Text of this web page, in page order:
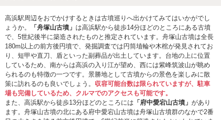
高浜駅周辺をおでかけするときは古墳巡りへ出かけてみてはいかがでし
ょうか。
「舟塚山古墳」 は高浜駅から徒歩14分ほどのところにある古墳
で、5世紀後半に築造されたものと推定されています。舟塚山古墳は全長
180m以上の前方後円墳で、発掘調査では円筒埴輪や木棺が発見されてお
り、短甲や直刀、盾といった副葬品が出土しています。台地の上に位置
しているため、南からは高浜の入り江が望め、西には紫峰筑波山が眺め
られるのも特徴の一つです。景勝地として古墳からの景色を楽しみに散
策に訪れるのも良いでしょう。 収容可能台数は限られていますが、駐車
場も完備しているため、クルマでのアクセスも可能です。
また、高浜駅から徒歩13分ほどのところには 「府中愛宕山古墳」 があり
ます。舟塚山古墳の北にある府中愛宕山古墳は舟塚山古墳群のなかで2番